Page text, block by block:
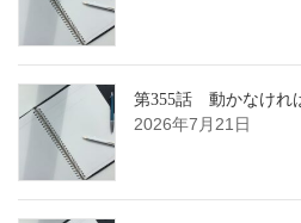
第355話 動かなけれ
2026年7月21日